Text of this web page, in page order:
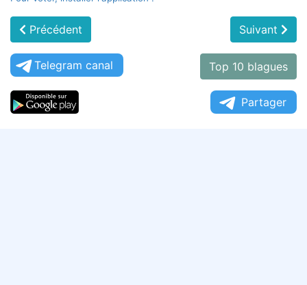
Précédent Suivant
Telegram canal Top 10 blagues
Partager